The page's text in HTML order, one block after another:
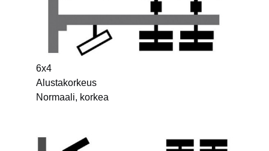
6x4
Alustakorkeus
Normaali, korkea